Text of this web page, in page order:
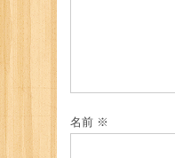
名前 ※